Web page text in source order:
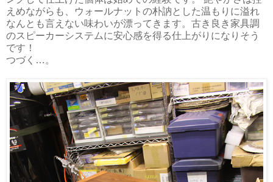
えめながらも、ウォールナットの朴訥とした温もりに溢れ
なんとも言えない味わいが漂ってきます。古き良き家具調
のスピーカーシステムに安心感を得る仕上がりになりそう
です！
つづく…。